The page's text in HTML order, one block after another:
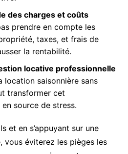
des charges et coûts
prendre en compte les
taxes, et frais de
la rentabilité.
locative professionnelle
location saisonnière sans
transformer cet
source de stress.
et en s’appuyant sur une
vous éviterez les pièges les